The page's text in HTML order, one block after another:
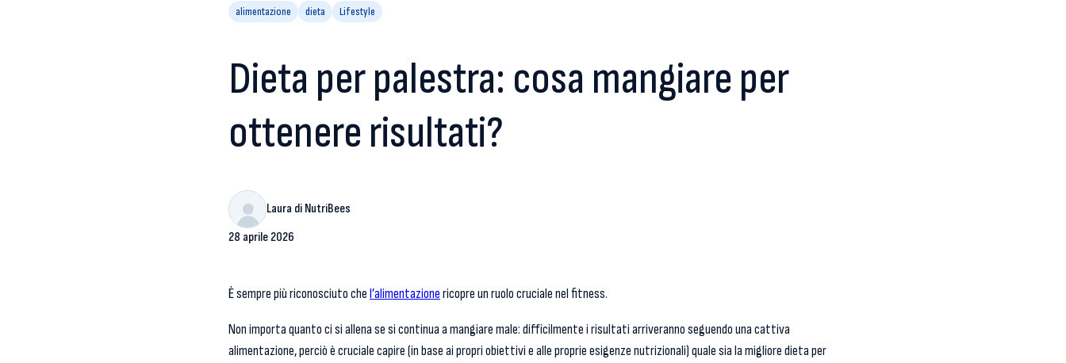
alimentazione dieta Lifestyle
Dieta per palestra: cosa mangiare per
ottenere risultati?
Laura di NutriBees
28 aprile 2026
È sempre più riconosciuto chel’alimentazionericopre un ruolo cruciale nel fitness.
Non importa quanto ci si allena se si continua a mangiare male: difficilmente i risultati arriveranno seguendo una cattiva
alimentazione, perciò è cruciale capire (in base ai propri obiettivi e alle proprie esigenze nutrizionali) quale sia la migliore dieta per